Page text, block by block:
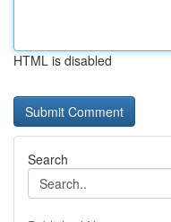
HTML is disabled
Search